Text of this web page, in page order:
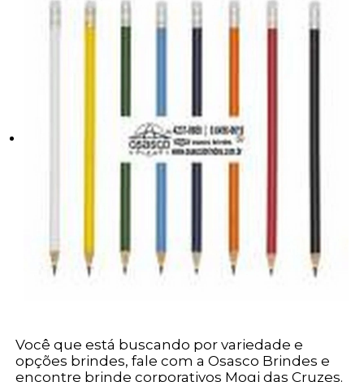
Você que está buscando por variedade e
opções brindes, fale com a Osasco Brindes e
encontre brinde corporativos Mogi das Cruzes.